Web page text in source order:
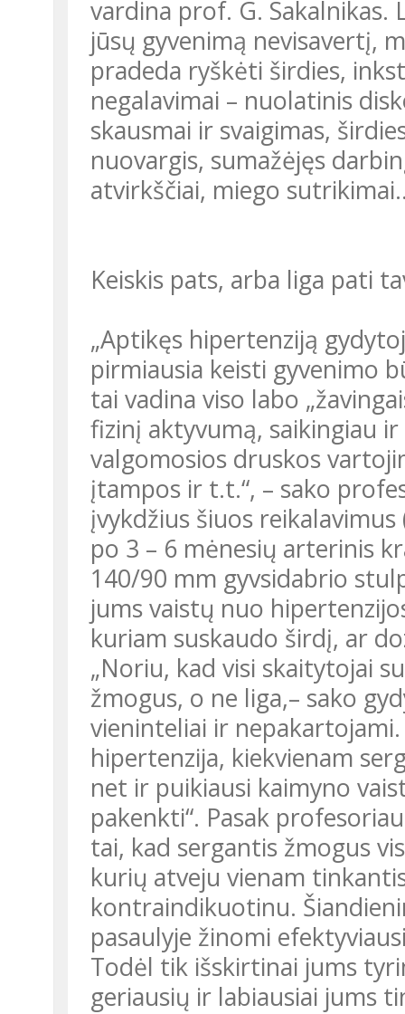
vardina prof. G.
jūsų gyvenimą nevisavertį,
pradeda ryškėti širdies,
negalavimai – nuolatinis
skausmai ir svaigimas,
nuovargis, sumažėjęs
atvirkščiai, miego
Keiskis pats, arba liga pati
„Aptikęs hipertenziją
pirmiausia keisti gyvenimo
tai vadina viso labo
fizinį aktyvumą, saikingiau
valgomosios druskos
įtampos ir t.t.“, – sako
įvykdžius šiuos
po 3 – 6 mėnesių arterinis
140/90 mm gyvsidabrio
jums vaistų nuo
kuriam suskaudo širdį, ar
„Noriu, kad visi skaitytojai
žmogus, o ne liga,– sako
vieninteliai ir
hipertenzija, kiekvienam
net ir puikiausi kaimyno
pakenkti“. Pasak
tai, kad sergantis žmogus
kurių atveju vienam
kontraindikuotinu.
pasaulyje žinomi
Todėl tik išskirtinai jums
geriausių ir labiausiai jums